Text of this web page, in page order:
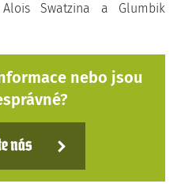
Swatzina a Glumbik
nebo jsou
nás